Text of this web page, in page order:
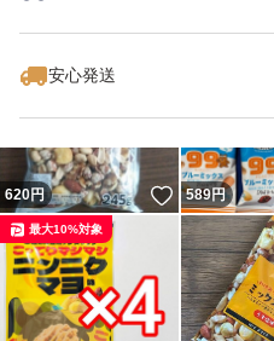
安心発送
620円 いいね！
589円
最大10%対象